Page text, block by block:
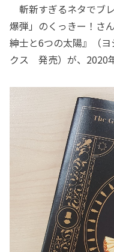
斬新すぎるネタでブ
爆弾」のくっきー！さ
紳士と6つの太陽』（
クス 発売）が、2020